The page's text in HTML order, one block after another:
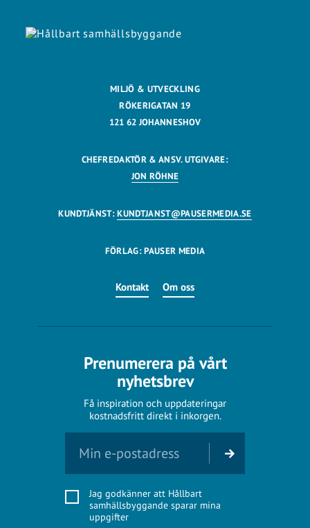
MILJÖ & UTVECKLING
RÖKERIGATAN 19
121 62 JOHANNESHOV
CHEFREDAKTÖR & ANSV. UTGIVARE:
JON RÖHNE
KUNDTJÄNST:KUNDTJANST@PAUSERMEDIA.SE
FÖRLAG: PAUSER MEDIA
Kontakt Om oss
Prenumerera på vårt
nyhetsbrev
Få inspiration och uppdateringar
kostnadsfritt direkt i inkorgen.
Jag godkänner att Hållbart
samhällsbyggande sparar mina
uppgifter